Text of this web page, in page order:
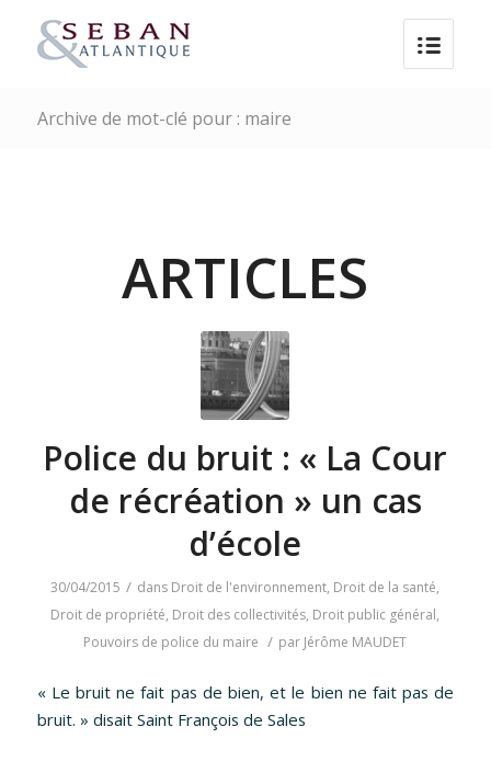
Archive de mot-clé pour : maire
ARTICLES
Police du bruit : « La Cour
de récréation » un cas
d’école
30/04/2015 / dans Droit de l'environnement, Droit de la santé,
Droit de propriété, Droit des collectivités, Droit public général,
Pouvoirs de police du maire / par Jérôme MAUDET
« Le bruit ne fait pas de bien, et le bien ne fait pas de
bruit. » disait Saint François de Sales